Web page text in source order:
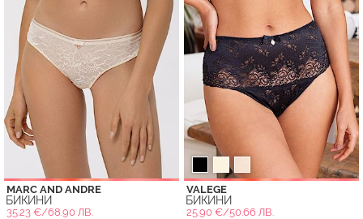
MARC AND ANDRE
БИКИНИ
35.23 €/68.90 ЛВ.
VALEGE
БИКИНИ
25.90 €/50.66 ЛВ.